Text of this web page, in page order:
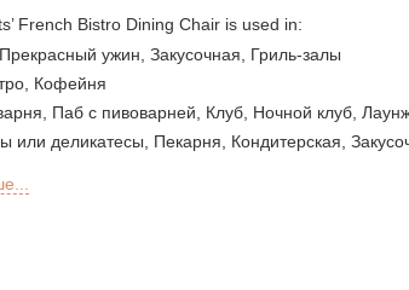
French Bistro Dining Chair is used in:
ужин, Закусочная, Гриль-залы
Кофейня
Паб с пивоварней, Клуб, Ночной клуб,
или деликатесы, Пекарня, Кондитерская,
Кальян-кафе / бар